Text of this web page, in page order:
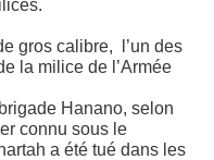
gros calibre, l’un des
la milice de l’Armée
Hanano, selon
connu sous le
a été tué dans les